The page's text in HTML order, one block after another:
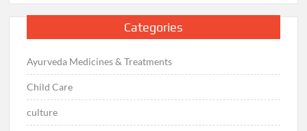
Categories
Ayurveda Medicines & Treatments
Child Care
culture